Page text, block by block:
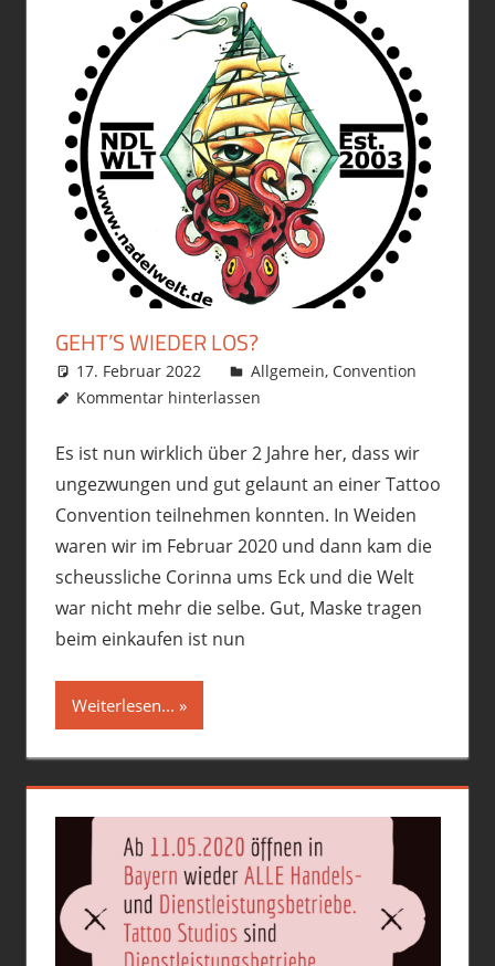
GEHT’S WIEDER LOS?
17. Februar 2022 philofax
Allgemein, Convention
Kommentar hinterlassen
Es ist nun wirklich über 2 Jahre her, dass wir
ungezwungen und gut gelaunt an einer Tattoo
Convention teilnehmen konnten. In Weiden
waren wir im Februar 2020 und dann kam die
scheussliche Corinna ums Eck und die Welt
war nicht mehr die selbe. Gut, Maske tragen
beim einkaufen ist nun
Weiterlesen...